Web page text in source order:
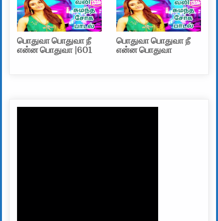
பொதுவா பொதுவா நீ
என்ன பொதுவா |601
பொதுவா பொதுவா நீ
என்ன பொதுவா